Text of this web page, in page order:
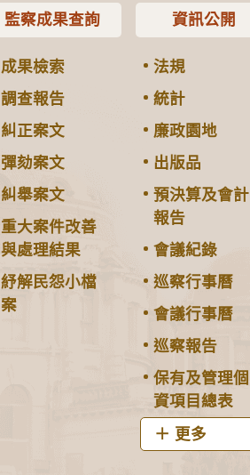
監察成果查詢
成果檢索
調查報告
糾正案文
彈劾案文
糾舉案文
重大案件改善
與處理結果
紓解民怨小檔
案
資訊公開
法規
統計
廉政園地
出版品
預決算及會計
報告
會議紀錄
巡察行事曆
會議行事曆
巡察報告
保有及管理個
資項目總表
更多